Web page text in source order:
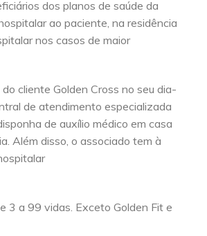
dos planos de saúde da
ao paciente, na residência
nos casos de maior
cliente Golden Cross no seu dia-
de atendimento especializada
de auxílio médico em casa
Além disso, o associado tem à
3 a 99 vidas. Exceto Golden Fit e